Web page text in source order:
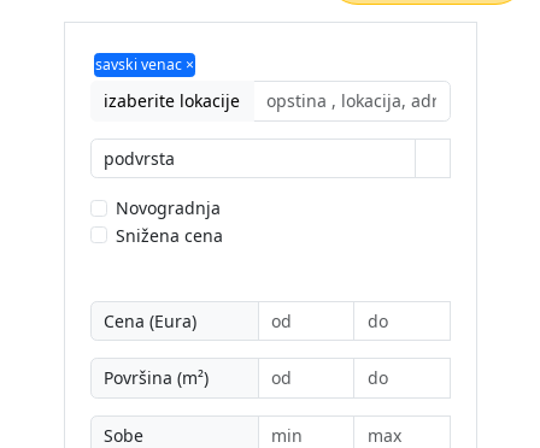
savski venac ×
izaberite lokacije
podvrsta
Novogradnja
Snižena cena
Cena (Eura)
Površina (m²)
Sobe